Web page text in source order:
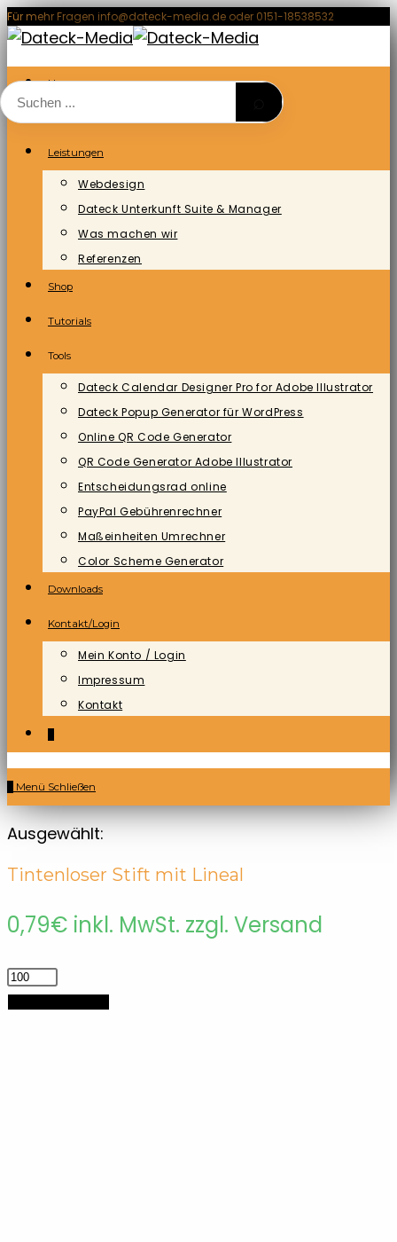
Zum
Inhalt
springen
Für mehr Fragen info@dateck-media.de oder 0151-18538532
Home
Leistungen
Webdesign
Dateck Unterkunft Suite & Manager
Was machen wir
Referenzen
Shop
Tutorials
Tools
Dateck Calendar Designer Pro for Adobe Illustrator
Dateck Popup Generator für WordPress
Online QR Code Generator
QR Code Generator Adobe Illustrator
Entscheidungsrad online
PayPal Gebührenrechner
Maßeinheiten Umrechner
Color Scheme Generator
Downloads
Kontakt/Login
Mein Konto / Login
Impressum
Kontakt
Menü Schließen
Ausgewählt:
Tintenloser Stift mit Lineal
0,79€ inkl. MwSt. zzgl. Versand
Tintenloser
Stift